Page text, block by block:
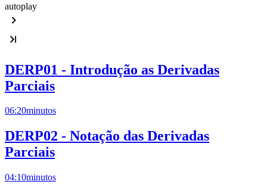
autoplay
DERP01 - Introdução as Derivadas
Parciais
06:20minutos
DERP02 - Notação das Derivadas
Parciais
04:10minutos